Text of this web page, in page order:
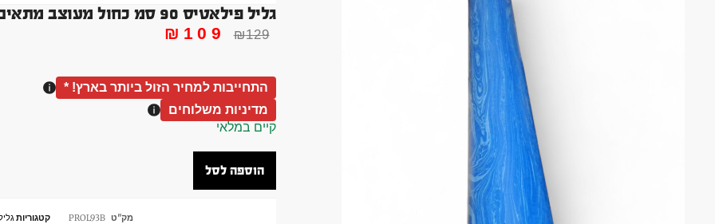
גליל פילאטיס 90 סמ כחול מעוצב מתאים ליוגה מתיחות איכותי EVA חלק
₪129
₪ 109
התחייבות למחיר הזול ביותר בארץ! *
מדיניות משלוחים
קיים במלאי
הוספה לסל
מק"ט PROL93B קטגוריות